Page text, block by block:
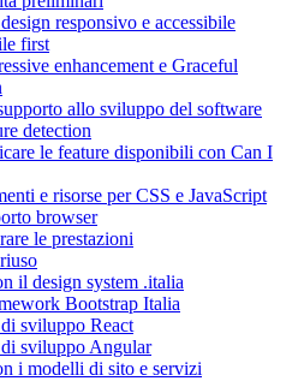
responsivo e accessibile
first
enhancement e Graceful
allo sviluppo del software
detection
le feature disponibili con Can I
e risorse per CSS e JavaScript
browser
le prestazioni
il design system .italia
Bootstrap Italia
sviluppo React
sviluppo Angular
i modelli di sito e servizi